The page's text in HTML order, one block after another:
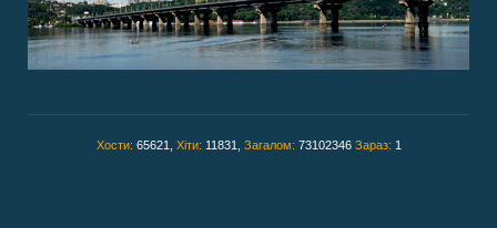
Хости: 65621, Хіти: 11831, Загалом: 73102346 Зараз: 1